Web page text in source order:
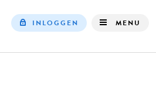
INLOGGEN MENU